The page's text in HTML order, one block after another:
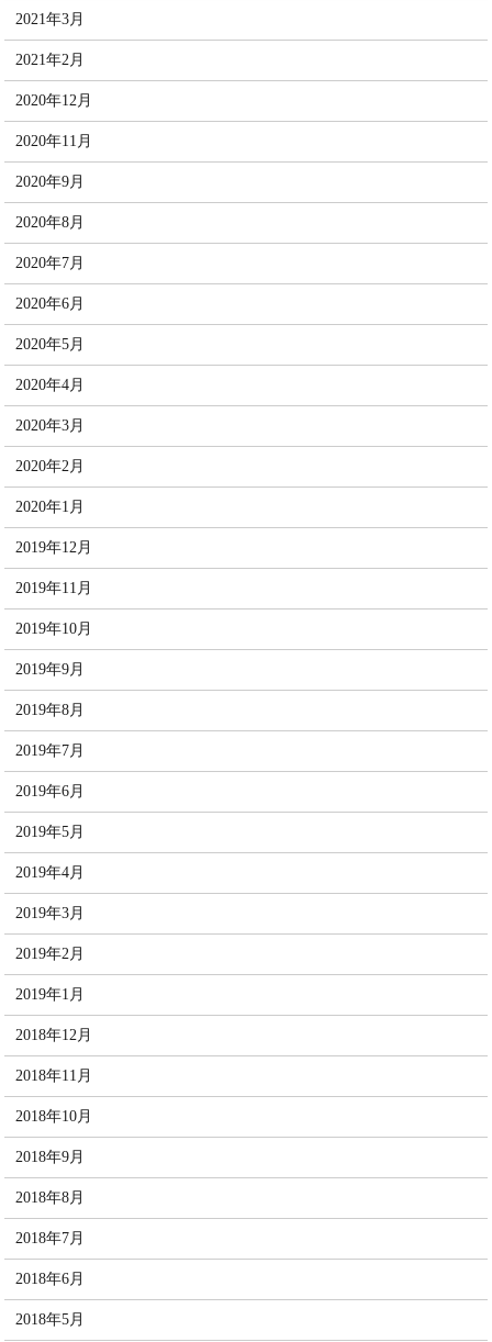
2021年3月
2021年2月
2020年12月
2020年11月
2020年9月
2020年8月
2020年7月
2020年6月
2020年5月
2020年4月
2020年3月
2020年2月
2020年1月
2019年12月
2019年11月
2019年10月
2019年9月
2019年8月
2019年7月
2019年6月
2019年5月
2019年4月
2019年3月
2019年2月
2019年1月
2018年12月
2018年11月
2018年10月
2018年9月
2018年8月
2018年7月
2018年6月
2018年5月